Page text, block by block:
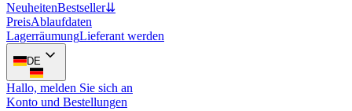
NeuheitenBestseller⇊
PreisAblaufdaten
LagerräumungLieferant werden
DE
Hallo, melden Sie sich an
Konto und Bestellungen